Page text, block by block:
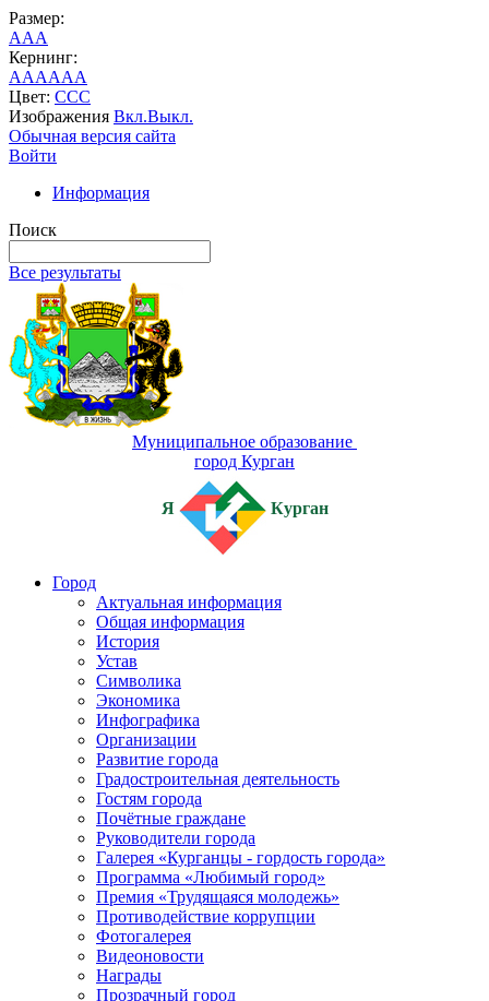
Размер:
AAA
Кернинг:
AAAAAA
Цвет: CCC
Изображения Вкл.Выкл.
Обычная версия сайта
Войти
Информация
Поиск
Все результаты
Муниципальное образование
город Курган
Я Курган
Город
Актуальная информация
Общая информация
История
Устав
Символика
Экономика
Инфографика
Организации
Развитие города
Градостроительная деятельность
Гостям города
Почётные граждане
Руководители города
Галерея «Курганцы - гордость города»
Программа «Любимый город»
Премия «Трудящаяся молодежь»
Противодействие коррупции
Фотогалерея
Видеоновости
Награды
Прозрачный город